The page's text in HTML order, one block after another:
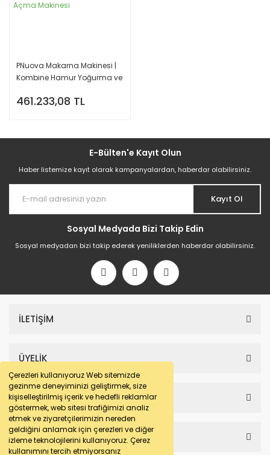
Çerezleri kullanıyoruz Web sitemizde
gezinme deneyiminizi geliştirmek, size
kişiselleştirilmiş içerik ve hedefli reklamlar
göstermek, web sitesi trafiğimizi analiz
etmek ve ziyaretçilerimizin nereden
geldiğini anlamak için çerezleri ve diğer
izleme teknolojilerini kullanıyoruz. Çerez
kullanımını tercih etmiyorsanız
PNuova Makarna Makinesi |
Kombine Hamur Yoğurma ve
461.233,08 TL
E-Bülten'e Kayıt Olun
Haber listemize kayıt olarak kampanyalardan, haberdar olabilirsiniz.
Kayıt Ol
Sosyal Medyada Bizi Takip Edin
Sosyal medyadan bizi takip ederek yeniliklerden haberdar olabilirsiniz.
İLETİŞİM
ÜYELİK
SAYFALAR
HESABIM